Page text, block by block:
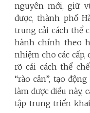
nguyên mới, giữ
được, thành phố
trung cải cách thể
hành chính theo
nhiệm cho các
rõ cải cách thể
“rào cản”, tạo
làm được điều này,
tập trung triển